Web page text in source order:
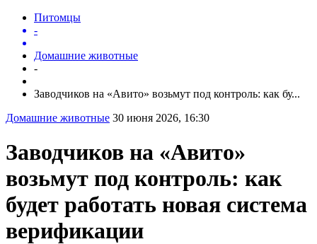
Питомцы
-
Домашние животные
-
Заводчиков на «Авито» возьмут под контроль: как бу...
Домашние животные 30 июня 2026, 16:30
Заводчиков на «Авито»
возьмут под контроль: как
будет работать новая система
верификации